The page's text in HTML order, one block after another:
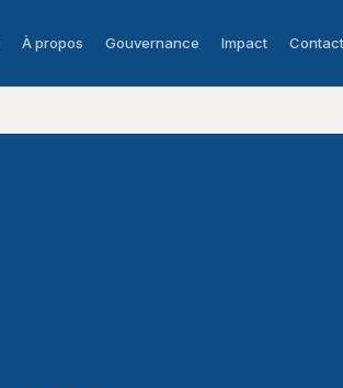
À propos Gouvernance Impact Contact